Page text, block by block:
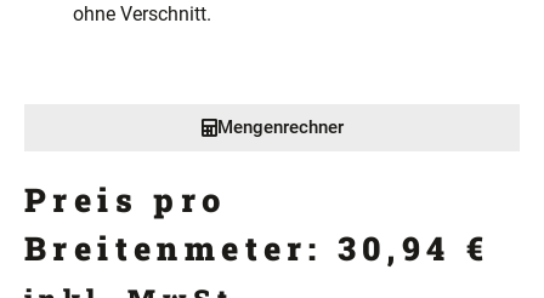
ohne Verschnitt.
Mengenrechner
Preis pro
Breitenmeter: 30,94€